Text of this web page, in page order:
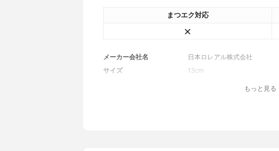
まつエク対応
メーカー会社名
日本ロレアル株式会社
サイズ
13cm
もっと見る